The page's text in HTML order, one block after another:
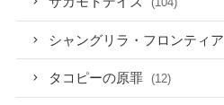
シャングリラ・フロンティア
タコピーの原罪 (12)